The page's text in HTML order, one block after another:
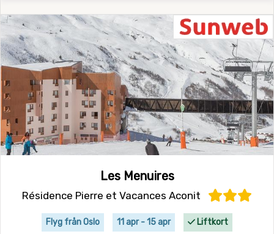
Les Menuires
Résidence Pierre et Vacances Aconit
Flyg från Oslo 11 apr - 15 apr Liftkort